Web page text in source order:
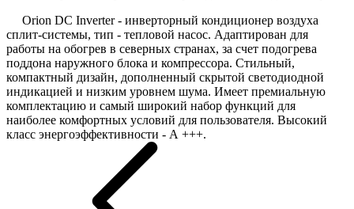
Orion DC Inverter - инверторный кондиционер воздуха
сплит-системы, тип - тепловой насос. Адаптирован для
работы на обогрев в северных странах, за счет подогрева
поддона наружного блока и компрессора. Стильный,
компактный дизайн, дополненный скрытой светодиодной
индикацией и низким уровнем шума. Имеет премиальную
комплектацию и самый широкий набор функций для
наиболее комфортных условий для пользователя. Высокий
класс энергоэффективности - А +++.